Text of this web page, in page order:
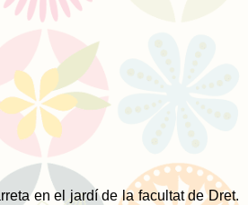
en el jardí de la facultat de Dret.